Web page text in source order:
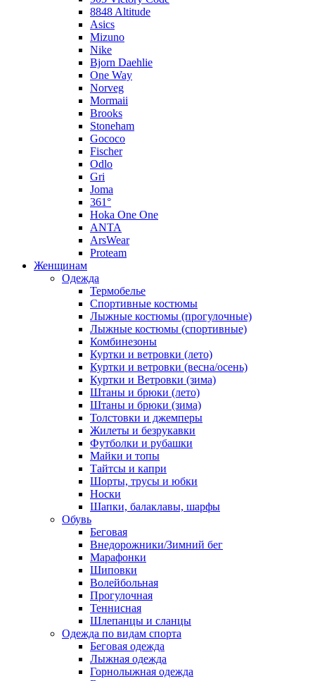
8848 Altitude
Asics
Mizuno
Nike
Bjorn Daehlie
One Way
Norveg
Mormaii
Brooks
Stoneham
Gococo
Fischer
Odlo
Gri
Joma
361°
Hoka One One
ANTA
ArsWear
Proteam
Женщинам
Одежда
Термобелье
Спортивные костюмы
Лыжные костюмы (прогулочные)
Лыжные костюмы (спортивные)
Комбинезоны
Куртки и ветровки (лето)
Куртки и ветровки (весна/осень)
Куртки и Ветровки (зима)
Штаны и брюки (лето)
Штаны и брюки (зима)
Толстовки и джемперы
Жилеты и безрукавки
Футболки и рубашки
Майки и топы
Тайтсы и капри
Шорты, трусы и юбки
Носки
Шапки, балаклавы, шарфы
Обувь
Беговая
Внедорожники/Зимний бег
Марафонки
Шиповки
Волейбольная
Прогулочная
Теннисная
Шлепанцы и сланцы
Одежда по видам спорта
Беговая одежда
Лыжная одежда
Горнолыжная одежда